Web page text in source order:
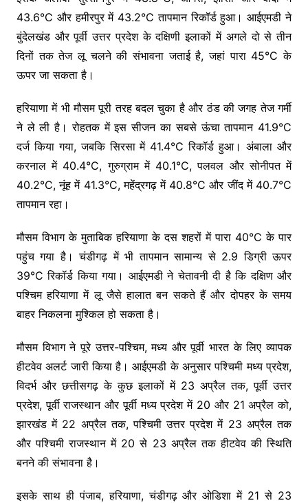
43.6°C और हमीरपुर में 43.2°C तापमान रिकॉर्ड हुआ। आईएमडी ने
बुंदेलखंड और पूर्वी उत्तर प्रदेश के दक्षिणी इलाकों में अगले दो से तीन
दिनों तक तेज लू चलने की संभावना जताई है, जहां पारा 45°C के
ऊपर जा सकता है।
हरियाणा में भी मौसम पूरी तरह बदल चुका है और ठंड की जगह तेज गर्मी
ने ले ली है। रोहतक में इस सीजन का सबसे ऊंचा तापमान 41.9°C
दर्ज किया गया, जबकि सिरसा में 41.4°C रिकॉर्ड हुआ। अंबाला और
करनाल में 40.4°C, गुरुग्राम में 40.1°C, पलवल और सोनीपत में
40.2°C, नूंह में 41.3°C, महेंद्रगढ़ में 40.8°C और जींद में 40.7°C
तापमान रहा।
मौसम विभाग के मुताबिक हरियाणा के दस शहरों में पारा 40°C के पार
पहुंच गया है। चंडीगढ़ में भी तापमान सामान्य से 2.9 डिग्री ऊपर
39°C रिकॉर्ड किया गया। आईएमडी ने चेतावनी दी है कि दक्षिण और
पश्चिम हरियाणा में लू जैसे हालात बन सकते हैं और दोपहर के समय
बाहर निकलना मुश्किल हो सकता है।
मौसम विभाग ने पूरे उत्तर-पश्चिम, मध्य और पूर्वी भारत के लिए व्यापक
हीटवेव अलर्ट जारी किया है। आईएमडी के अनुसार पश्चिमी मध्य प्रदेश,
विदर्भ और छत्तीसगढ़ के कुछ इलाकों में 23 अप्रैल तक, पूर्वी उत्तर
प्रदेश, पूर्वी राजस्थान और पूर्वी मध्य प्रदेश में 20 और 21 अप्रैल को,
झारखंड में 22 अप्रैल तक, पश्चिमी उत्तर प्रदेश में 23 अप्रैल तक
और पश्चिमी राजस्थान में 20 से 23 अप्रैल तक हीटवेव की स्थिति
बनने की संभावना है।
इसके साथ ही पंजाब, हरियाणा, चंडीगढ़ और ओडिशा में 21 से 23